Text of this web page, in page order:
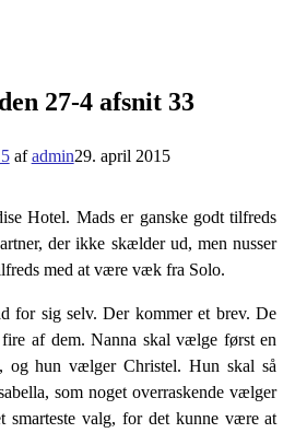
27-4 afsnit 33
afadmin29. april 2015
Hotel. Mads er ganske godt tilfreds
der ikke skælder ud, men nusser
med at være væk fra Solo.
for sig selv. Der kommer et brev. De
af dem. Nanna skal vælge først en
og hun vælger Christel. Hun skal så
som noget overraskende vælger
smarteste valg, for det kunne være at